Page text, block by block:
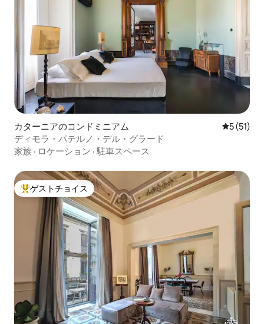
カターニアのコンドミニアム レビュー
5 (51)
ディモラ・パテルノ・デル・グラード
家族 · ロケーション ·駐車スペース
大好評のゲストチョイスです。
ゲストチョイス